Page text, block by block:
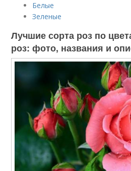
Белые
Зеленые
Лучшие сорта роз по
роз: фото, названия и